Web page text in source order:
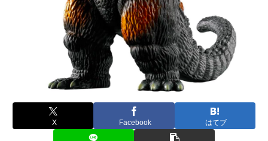
X Facebook はてブ